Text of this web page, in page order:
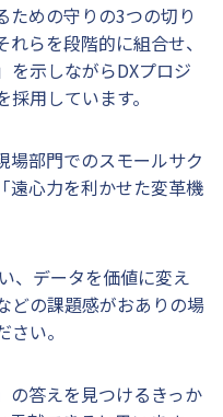
ための守りの3つの切り
らを段階的に組合せ、
を示しながらDXプロジ
用しています。
場部門でのスモールサク
遠心力を利かせた変革機
、データを価値に変え
どの課題感がおありの場
い。
の答えを見つけるきっか